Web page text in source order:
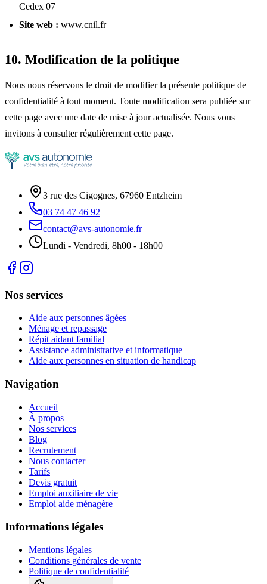
Cedex 07
Site web : www.cnil.fr
10. Modification de la politique
Nous nous réservons le droit de modifier la présente politique de
confidentialité à tout moment. Toute modification sera publiée sur
cette page avec une date de mise à jour actualisée. Nous vous
invitons à consulter régulièrement cette page.
3 rue des Cigognes, 67960 Entzheim
03 74 47 46 92
contact@avs-autonomie.fr
Lundi - Vendredi, 8h00 - 18h00
Nos services
Aide aux personnes âgées
Ménage et repassage
Répit aidant familial
Assistance administrative et informatique
Aide aux personnes en situation de handicap
Navigation
Accueil
À propos
Nos services
Blog
Recrutement
Nous contacter
Tarifs
Devis gratuit
Emploi auxiliaire de vie
Emploi aide ménagère
Informations légales
Mentions légales
Conditions générales de vente
Politique de confidentialité